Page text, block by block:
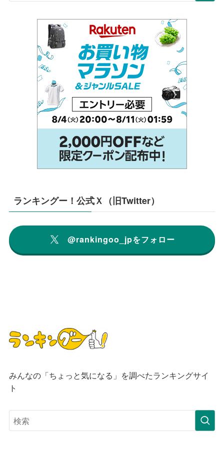
ランキングー！公式Ｘ（旧Twitter）
@rankingoo_jpをフォロー
みんなの「ちょっと気になる」を調べたランキングサイ
ト